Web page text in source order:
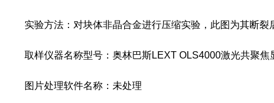
实验方法：对块体非晶合金进行压缩实验，此图为其断裂
取样仪器名称型号：奥林巴斯LEXT OLS4000激光共聚焦
图片处理软件名称：未处理